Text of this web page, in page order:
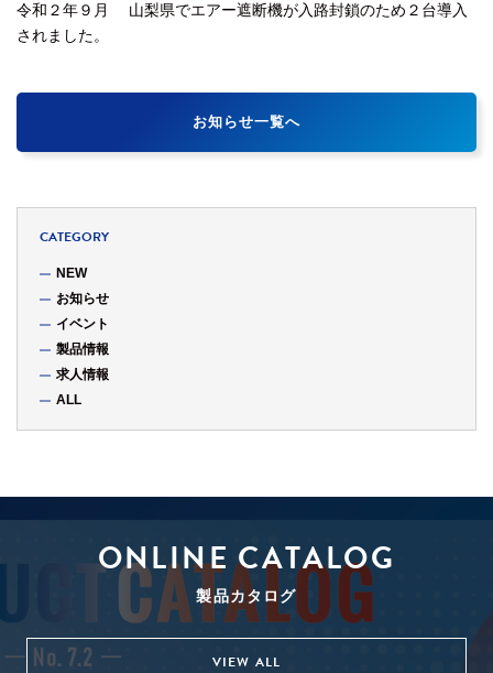
令和２年９月 山梨県でエアー遮断機が入路封鎖のため２台導入
されました。
お知らせ一覧へ
CATEGORY
NEW
お知らせ
イベント
製品情報
求人情報
ALL
ONLINE CATALOG
製品カタログ
VIEW ALL